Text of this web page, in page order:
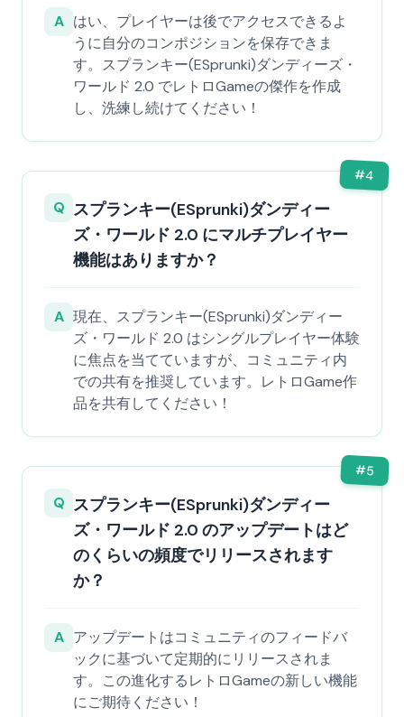
A はい、プレイヤーは後でアクセスできるよ
うに自分のコンポジションを保存できま
す。スプランキー(ESprunki)ダンディーズ・
ワールド 2.0 でレトロGameの傑作を作成
し、洗練し続けてください！
#4
Q スプランキー(ESprunki)ダンディー
ズ・ワールド 2.0 にマルチプレイヤー
機能はありますか？
A 現在、スプランキー(ESprunki)ダンディー
ズ・ワールド 2.0 はシングルプレイヤー体験
に焦点を当てていますが、コミュニティ内
での共有を推奨しています。レトロGame作
品を共有してください！
#5
Q スプランキー(ESprunki)ダンディー
ズ・ワールド 2.0 のアップデートはど
のくらいの頻度でリリースされます
か？
A アップデートはコミュニティのフィードバ
ックに基づいて定期的にリリースされま
す。この進化するレトロGameの新しい機能
にご期待ください！